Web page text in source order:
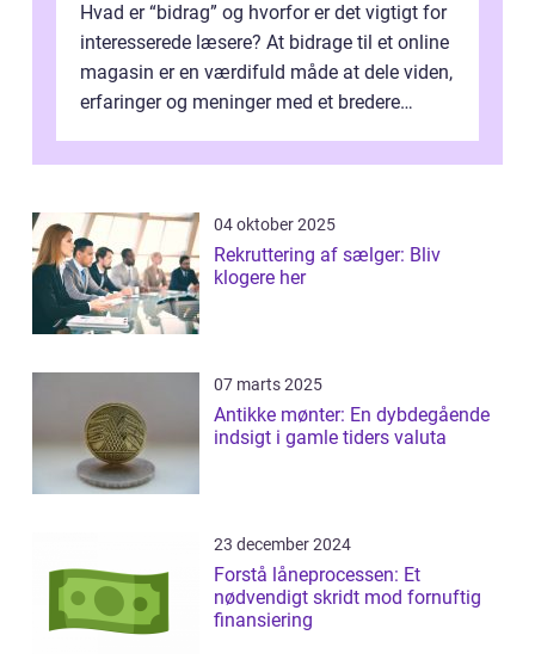
Hvad er “bidrag” og hvorfor er det vigtigt for
interesserede læsere? At bidrage til et online
magasin er en værdifuld måde at dele viden,
erfaringer og meninger med et bredere
04 oktober 2025
Rekruttering af sælger: Bliv
klogere her
07 marts 2025
Antikke mønter: En dybdegående
indsigt i gamle tiders valuta
23 december 2024
Forstå låneprocessen: Et
nødvendigt skridt mod fornuftig
finansiering